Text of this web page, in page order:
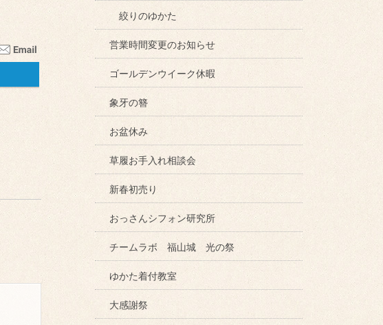
絞りのゆかた
営業時間変更のお知らせ
ゴールデンウイーク休暇
象牙の簪
お盆休み
草履お手入れ相談会
新春初売り
おっさんシフォン研究所
チームラボ 福山城 光の祭
ゆかた着付教室
大感謝祭